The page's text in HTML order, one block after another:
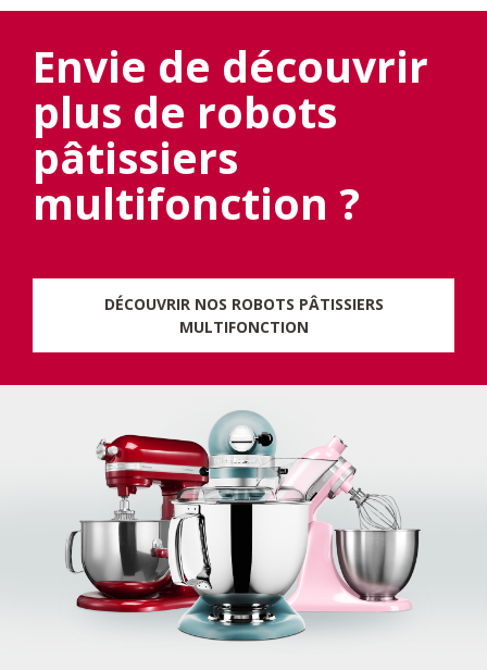
Envie de découvrir
plus de robots
pâtissiers
multifonction ?
DÉCOUVRIR NOS ROBOTS PÂTISSIERS
MULTIFONCTION